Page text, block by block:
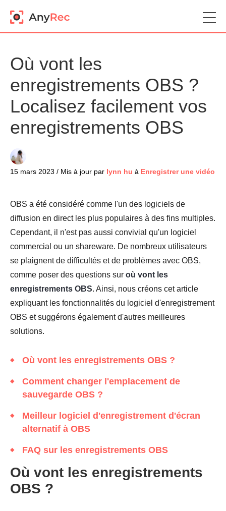
Où vont les
enregistrements OBS ?
Localisez facilement vos
enregistrements OBS
15 mars 2023 / Mis à jour par lynn hu à Enregistrer une vidéo
OBS a été considéré comme l'un des logiciels de
diffusion en direct les plus populaires à des fins multiples.
Cependant, il n'est pas aussi convivial qu'un logiciel
commercial ou un shareware. De nombreux utilisateurs
se plaignent de difficultés et de problèmes avec OBS,
comme poser des questions sur où vont les
enregistrements OBS. Ainsi, nous créons cet article
expliquant les fonctionnalités du logiciel d'enregistrement
OBS et suggérons également d'autres meilleures
solutions.
Où vont les enregistrements OBS ?
Comment changer l'emplacement de
sauvegarde OBS ?
Meilleur logiciel d'enregistrement d'écran
alternatif à OBS
FAQ sur les enregistrements OBS
Où vont les enregistrements
OBS ?